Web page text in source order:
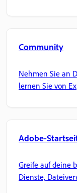
Community
Nehmen Sie an
lernen Sie von
Adobe-
Greife auf deine
Dienste,